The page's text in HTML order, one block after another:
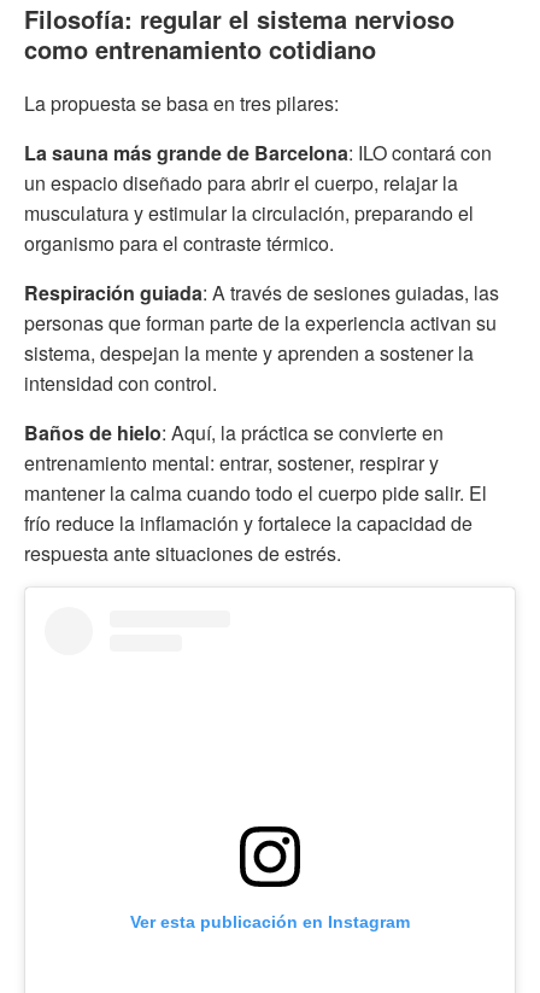
Filosofía: regular el sistema nervioso
como entrenamiento cotidiano
La propuesta se basa en tres pilares:
La sauna más grande de Barcelona: ILO contará con
un espacio diseñado para abrir el cuerpo, relajar la
musculatura y estimular la circulación, preparando el
organismo para el contraste térmico.
Respiración guiada: A través de sesiones guiadas, las
personas que forman parte de la experiencia activan su
sistema, despejan la mente y aprenden a sostener la
intensidad con control.
Baños de hielo: Aquí, la práctica se convierte en
entrenamiento mental: entrar, sostener, respirar y
mantener la calma cuando todo el cuerpo pide salir. El
frío reduce la inflamación y fortalece la capacidad de
respuesta ante situaciones de estrés.
Ver esta publicación en Instagram